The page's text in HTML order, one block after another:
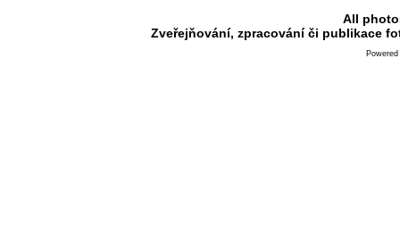
All
Zveřejňování, zpracování či publikace